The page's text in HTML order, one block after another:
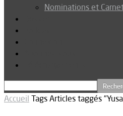
Nominations et
Accueil Tags Articles taggés